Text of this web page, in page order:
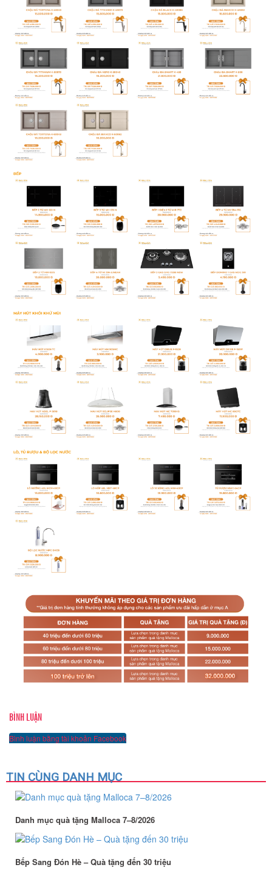
BÌNH LUẬN
Bình luận bằng tài khoản Facebook
TIN CÙNG DANH MỤC
Danh mục quà tặng Malloca 7–8/2026
Bếp Sang Đón Hè – Quà tặng đến 30 triệu